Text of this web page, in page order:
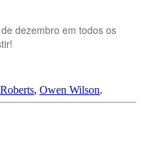
dezembro em todos os
, Owen Wilson.